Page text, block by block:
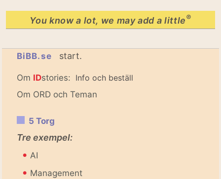
You know a lot, we may add a little®
BiBB.se start.
Om IDstories: Info och beställ
Om ORD och Teman
5 Torg
Tre exempel:
• AI
• Management